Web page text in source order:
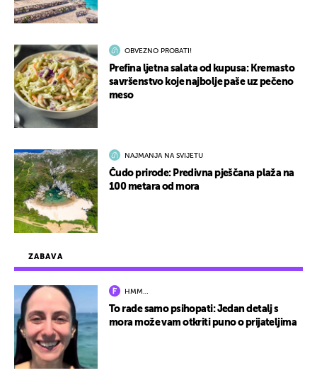
ZABAVA
HMM…
To rade samo psihopati: Jedan detalj s
mora može vam otkriti puno o prijateljima
OBVEZNO PROBATI!
Prefina ljetna salata od kupusa: Kremasto
savršenstvo koje najbolje paše uz pečeno
meso
NAJMANJA NA SVIJETU
Čudo prirode: Predivna pješčana plaža na
100 metara od mora